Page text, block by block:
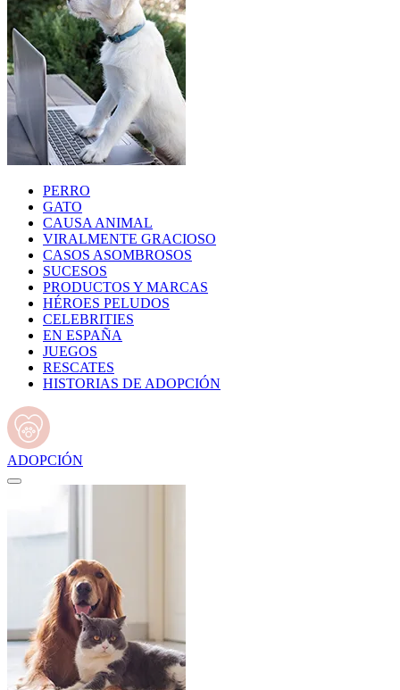
PERRO
GATO
CAUSA ANIMAL
VIRALMENTE GRACIOSO
CASOS ASOMBROSOS
SUCESOS
PRODUCTOS Y MARCAS
HÉROES PELUDOS
CELEBRITIES
EN ESPAÑA
JUEGOS
RESCATES
HISTORIAS DE ADOPCIÓN
ADOPCIÓN